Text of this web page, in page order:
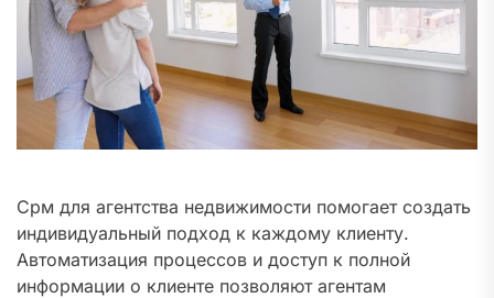
Срм для агентства недвижимости помогает создать
индивидуальный подход к каждому клиенту.
Автоматизация процессов и доступ к полной
информации о клиенте позволяют агентам